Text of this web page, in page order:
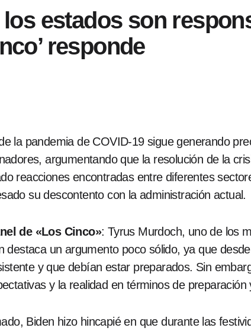
estados son
responde
la pandemia de COVID-19 sigue generando
argumentando que la resolución de la
reacciones encontradas entre diferentes
su descontento con la administración actual.
de «Los Cinco»: Tyrus Murdoch, uno de los
destaca un argumento poco sólido, ya que
y que debían estar preparados. Sin
y la realidad en términos de
Biden hizo hincapié en que durante las